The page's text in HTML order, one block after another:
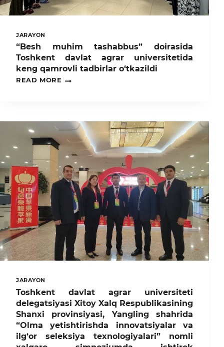
JARAYON
“Besh muhim tashabbus” doirasida
Toshkent davlat agrar universitetida
keng qamrovli tadbirlar o‘tkazildi
READ MORE
“BESH
DAVLAT
AGRAR
UNIVERSITETIDA
KENG
QAMROVLI
TADBIRLAR
O‘TKAZILDI
JARAYON
Toshkent davlat agrar universiteti
delegatsiyasi Xitoy Xalq Respublikasining
Shanxi provinsiyasi, Yangling shahrida
“Olma yetishtirishda innovatsiyalar va
ilg‘or seleksiya texnologiyalari” nomli